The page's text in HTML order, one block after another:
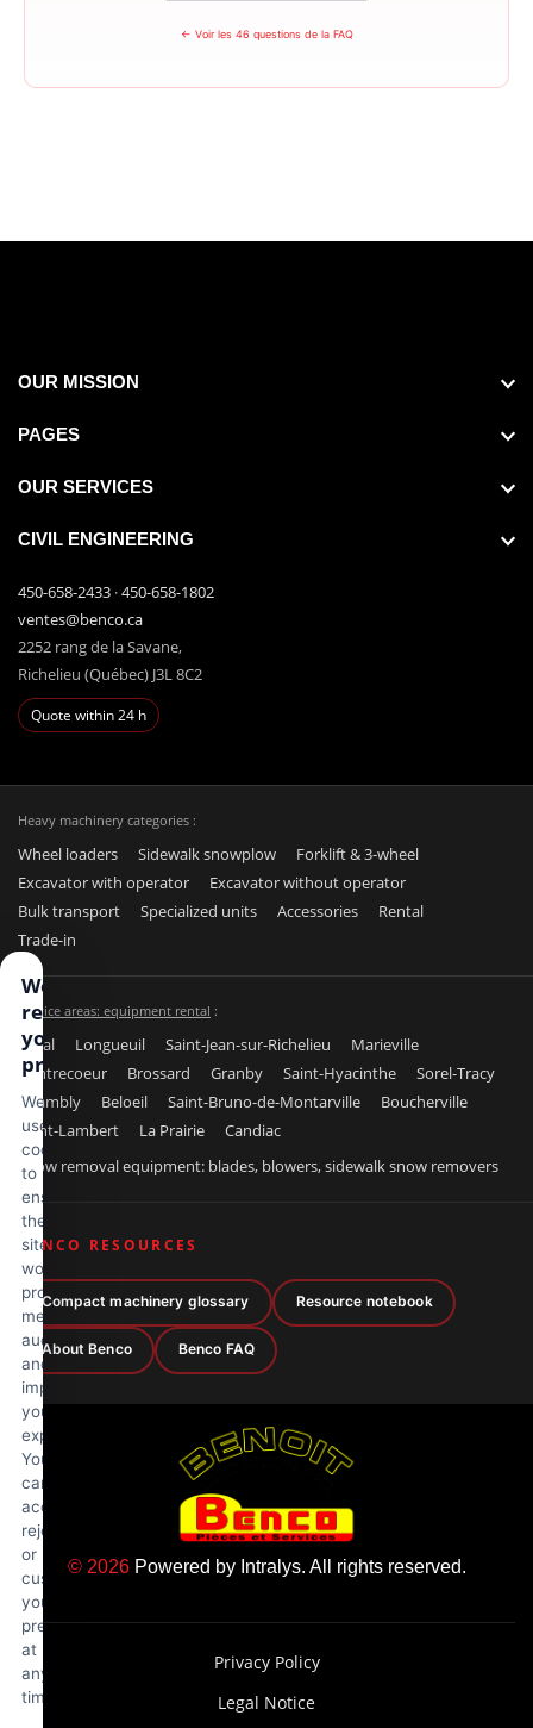
← Voir les 46 questions de la FAQ
OUR MISSION
PAGES
OUR SERVICES
CIVIL ENGINEERING
450-658-2433 ·450-658-1802
ventes@benco.ca
2252 rang de la Savane,
Richelieu (Québec) J3L 8C2
Quote within 24 h
Heavy machinery categories :
Wheel loaders Sidewalk snowplow
Forklift & 3-wheel
Excavator with operator
Excavator without operator
Bulk transport
Specialized units Accessories
Rental
Trade-in
Service areas: equipment rental :
Laval Longueuil Saint-Jean-sur-Richelieu
Marieville
Contrecoeur
Brossard Granby Saint-Hyacinthe
Sorel-Tracy
Chambly
Beloeil Saint-Bruno-de-Montarville
Boucherville
Saint-Lambert
La Prairie
Candiac
Snow removal equipment: blades, blowers, sidewalk snow removers
BENCO RESOURCES
Compact machinery glossary Resource notebook
About Benco Benco FAQ
© 2026Powered by Intralys. All rights reserved.
Privacy Policy
Legal Notice
We
respect
your
privacy
We
use
cookies
to
ensure
the
site
works
properly,
measure
audience
and
improve
your
experience.
You
can
accept,
reject
or
customize
your
preferences
at
any
time.